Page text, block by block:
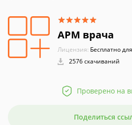
АРМ врача
Лицензия: Бесплатно
2576 скачиваний
Проверено на
Поделиться